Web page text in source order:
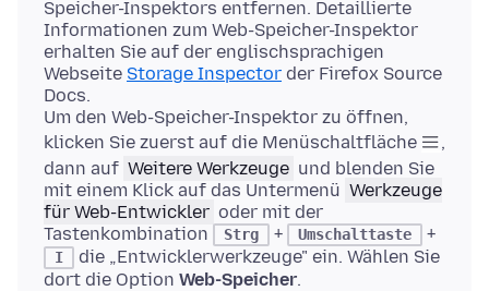
Speicher-Inspektors entfernen. Detaillierte
Informationen zum Web-Speicher-Inspektor
erhalten Sie auf der englischsprachigen
Webseite Storage Inspector der Firefox Source
Docs.
Um den Web-Speicher-Inspektor zu öffnen,
klicken Sie zuerst auf die Menüschaltfläche
,
dann auf Weitere Werkzeuge und blenden Sie
mit einem Klick auf das Untermenü Werkzeuge
für Web-Entwickler oder mit der
Tastenkombination
Strg + Umschalttaste +
I
die „Entwicklerwerkzeuge" ein. Wählen Sie
dort die Option Web-Speicher.